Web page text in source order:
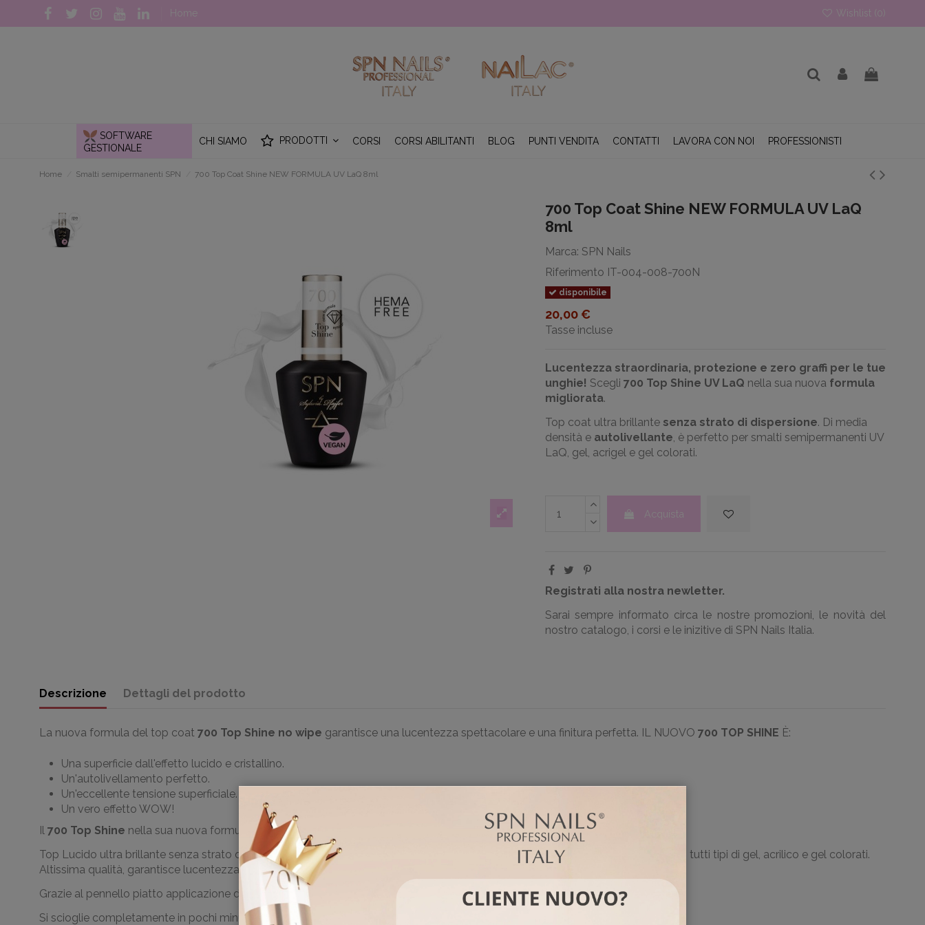
Home Wishlist (0)
SOFTWARE
GESTIONALE
CHI SIAMO PRODOTTI CORSI CORSI ABILITANTI BLOG PUNTI VENDITA CONTATTI LAVORA CON NOI PROFESSIONISTI
Home Smalti semipermanenti SPN 700 Top Coat Shine NEW FORMULA UV LaQ 8ml
700 Top Coat Shine NEW FORMULA UV LaQ
8ml
Marca: SPN Nails
Riferimento IT-004-008-700N
disponibile
20,00 €
Tasse incluse
Lucentezza straordinaria, protezione e zero graffi per le tue
unghie! Scegli 700 Top Shine UV LaQ nella sua nuova formula
migliorata.
Top coat ultra brillante senza strato di dispersione. Di media
densità e autolivellante , è perfetto per smalti semipermanenti UV
LaQ, gel, acrigel e gel colorati.
Acquista
Registrati alla nostra newletter.
Sarai sempre informato circa le nostre promozioni, le novità del
nostro catalogo, i corsi e le inizitive di SPN Nails Italia.
Descrizione Dettagli del prodotto
La nuova formula del top coat 700 Top Shine no wipe garantisce una lucentezza spettacolare e una finitura perfetta. IL NUOVO 700 TOP SHINE È:
Una superficie dall'effetto lucido e cristallino.
Un'autolivellamento perfetto.
Un'eccellente tensione superficiale.
Un vero effetto WOW!
Il 700 Top Shine nella sua nuova formula garantisce una finitura perfetta per tutta la durata del trattamento.
Top Lucido ultra brillante senza strato di dispersione. Medio denso, autolivellante, adatto per gli smalti semipermanenti UV LaQ, tutti tipi di gel, acrilico e gel colorati.
Altissima qualità, garantisce lucentezza durevole e massima protezione contro i graffi ed i fattori esterni.
Grazie al pennello piatto applicazione del prodotto è precisa e confortevole.
Si scioglie completamente in pochi minuti con HYBRID & ACRYLIC REMOVER SPN Nails